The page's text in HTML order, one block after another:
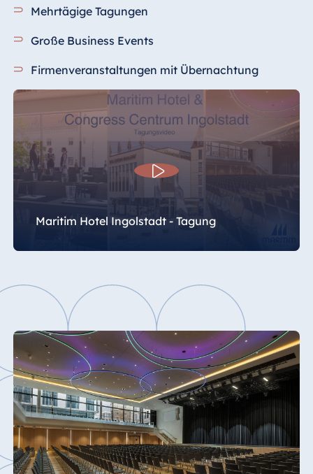
Mehrtägige Tagungen
Große Business Events
Firmenveranstaltungen mit Übernachtung
Maritim Hotel Ingolstadt - Tagung